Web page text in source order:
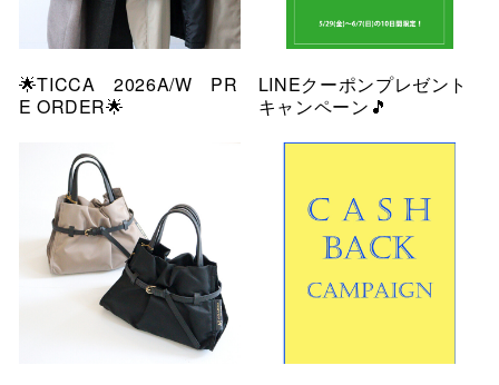
🌟TICCA 2026A/W PR
E ORDER🌟
LINEクーポンプレゼント
キャンペーン🎵